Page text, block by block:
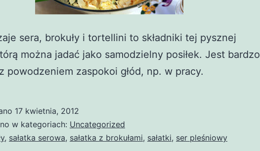
sera, brokuły i tortellini to składniki tej pysznej
można jadać jako samodzielny posiłek. Jest bardzo
powodzeniem zaspokoi głód, np. w pracy.
17 kwietnia, 2012
w kategoriach: Uncategorized
, sałatka serowa, sałatka z brokułami, sałatki, ser pleśniowy